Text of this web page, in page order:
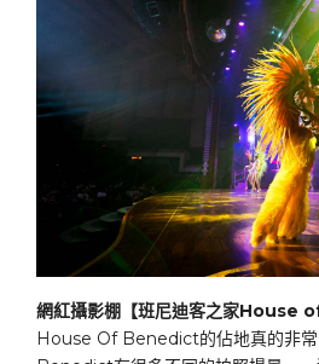
網紅攝影棚【班尼迪客之家House
House Of Benedict的佔地真的非